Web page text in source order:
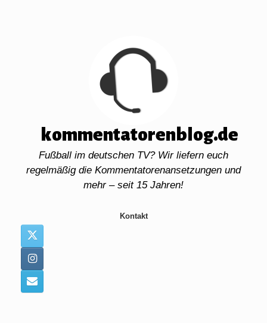
kommentatorenblog.de
Fußball im deutschen TV? Wir liefern euch
regelmäßig die Kommentatorenansetzungen und
mehr – seit 15 Jahren!
Kontakt